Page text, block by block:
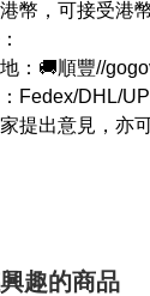
幣，可接受港
：🚚順豐//
Fedex/DHL/
提出意見，亦
趣的商品